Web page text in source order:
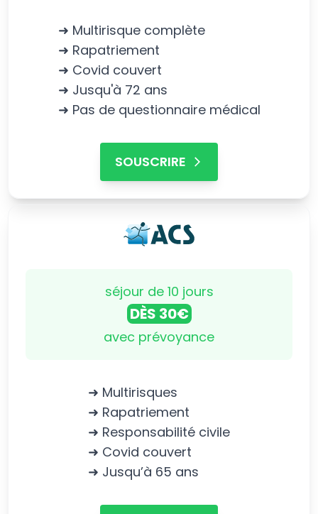
➜ Multirisque complète
➜ Rapatriement
➜ Covid couvert
➜ Jusqu'à 72 ans
➜ Pas de questionnaire médical
SOUSCRIRE
séjour de 10 jours
DÈS 30€
avec prévoyance
➜ Multirisques
➜ Rapatriement
➜ Responsabilité civile
➜ Covid couvert
➜ Jusqu’à 65 ans